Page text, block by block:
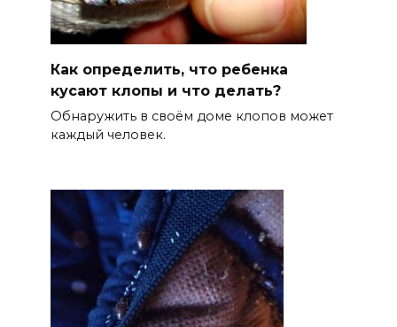
Как определить, что ребенка
кусают клопы и что делать?
Обнаружить в своём доме клопов может
каждый человек.